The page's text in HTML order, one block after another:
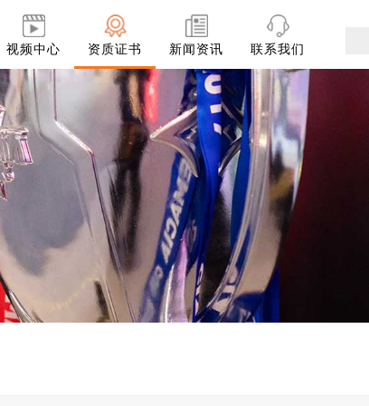
视频中心 资质证书 新闻资讯 联系我们